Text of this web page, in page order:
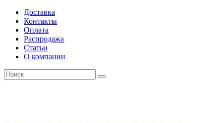
Доставка
Контакты
Оплата
Распродажа
Статьи
О компании